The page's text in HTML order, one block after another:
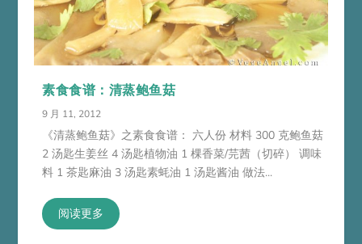
素食食谱：清蒸鲍鱼菇
9 月 11, 2012
《清蒸鲍鱼菇》之素食食谱： 六人份 材料 300 克鲍鱼菇
2 汤匙生姜丝 4 汤匙植物油 1 棵香菜/芫茜（切碎） 调味
料 1 茶匙麻油 3 汤匙素蚝油 1 汤匙酱油 做法...
阅读更多